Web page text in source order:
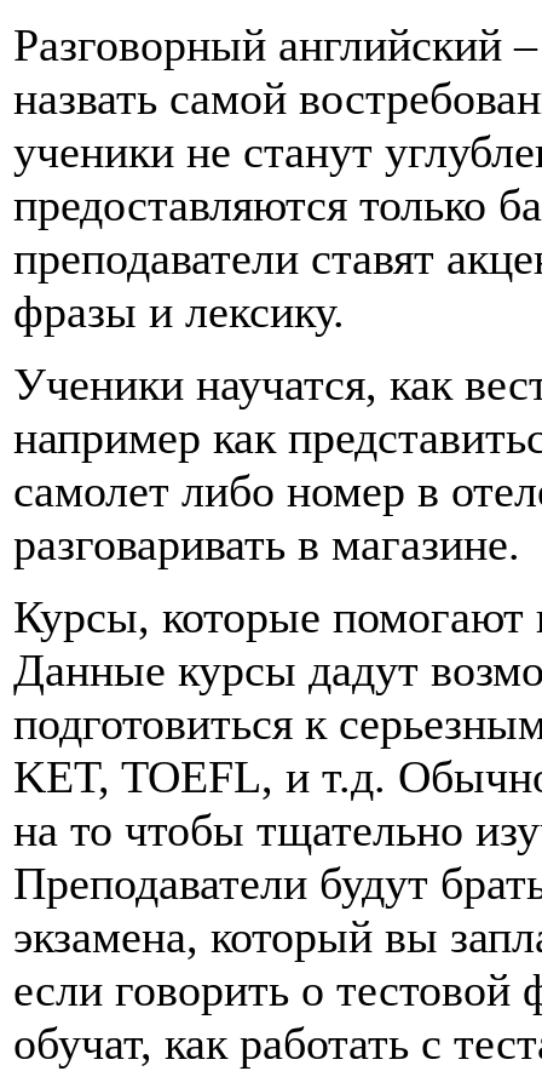
Разговорный
назвать самой
ученики не станут
предоставляются только
преподаватели ставят
фразы и лексику.
Ученики научатся, как
например как
самолет либо номер в
разговаривать в магазине.
Курсы, которые помогают
Данные курсы дадут
подготовиться к
KET, TOEFL, и т.д.
на то чтобы тщательно
Преподаватели будут
экзамена, который вы
если говорить о тестовой
обучат, как работать с